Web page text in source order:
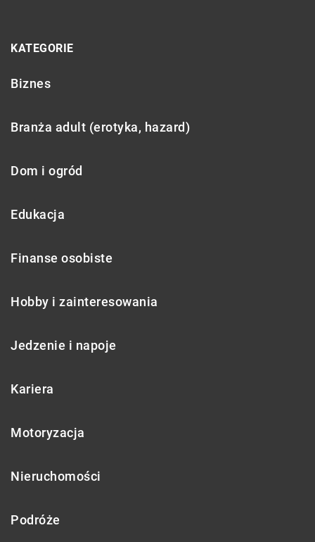
KATEGORIE
Biznes
Branża adult (erotyka, hazard)
Dom i ogród
Edukacja
Finanse osobiste
Hobby i zainteresowania
Jedzenie i napoje
Kariera
Motoryzacja
Nieruchomości
Podróże